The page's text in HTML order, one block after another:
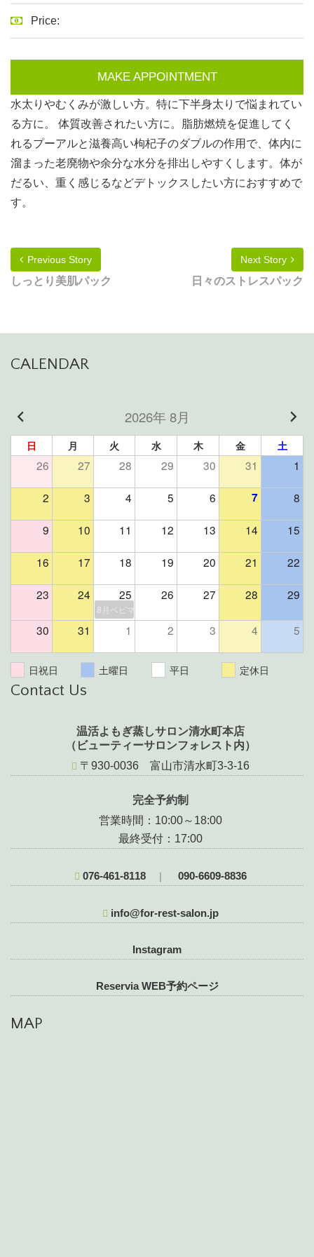
Price:
MAKE APPOINTMENT
水太りやむくみが激しい方。特に下半身太りで悩まれてい
る方に。 体質改善されたい方に。脂肪燃焼を促進してく
れるプーアルと滋養高い枸杞子のダブルの作用で、体内に
溜まった老廃物や余分な水分を排出しやすくします。体が
だるい、重く感じるなどデトックスしたい方におすすめで
す。
Previous Story
しっとり美肌パック
Next Story
日々のストレスパック
CALENDAR
2026年 8月
日 月 火 水 木 金 土
26 27 28 29 30 31 1
2 3 4 5 6 7 8
9 10 11 12 13 14 15
16 17 18 19 20 21 22
23 24 25 26 27 28 29
8月ベビマ＆よもぎ蒸しイベント（残席２組様）
30 31 1 2 3 4 5
日祝日 土曜日 平日 定休日
Contact Us
温活よもぎ蒸しサロン清水町本店
（ビューティーサロンフォレスト内）
〒930-0036 富山市清水町3-3-16
完全予約制
営業時間：10:00～18:00
最終受付：17:00
076-461-8118 ｜ 090-6609-8836
info@for-rest-salon.jp
Instagram
Reservia WEB予約ページ
MAP